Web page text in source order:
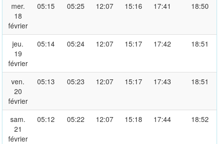
mer.
18
février
05:15 05:25 12:07 15:16 17:41 18:50
jeu.
19
février
05:14 05:24 12:07 15:17 17:42 18:51
ven.
20
février
05:13 05:23 12:07 15:17 17:43 18:51
sam.
21
février
05:12 05:22 12:07 15:18 17:44 18:52